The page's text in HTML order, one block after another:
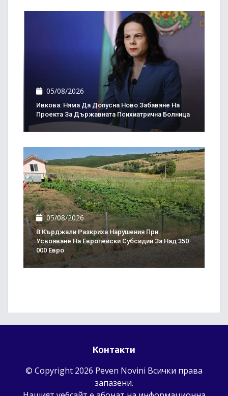
05/08/2026
Ивкова: Няма Да Допусна Ново Забавяне На
Проекта За Държавната Психиатрична Болница
05/08/2026
В Кърджали Разкриха Нарушения При
Усвояване На Европейски Субсидии За Над 350
000 Евро
Контакти
© Copyright 2026 Peven Novini Всички права
запазени.